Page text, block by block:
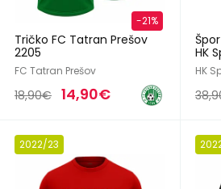
-21%
Tričko FC Tatran Prešov
2205
FC Tatran Prešov
18,90€ 14,90€
HK
HK
2022/23